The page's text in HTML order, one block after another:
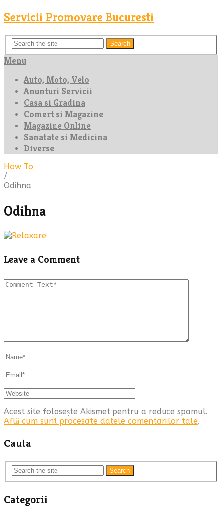
Servicii Promovare Bucuresti
Search
Menu
Auto, Moto, Velo
Anunturi Servicii
Casa si Gradina
Comert si Magazine
Magazine Online
Sanatate si Medicina
Diverse
How To
/
Odihna
Odihna
Leave a Comment
Acest site folosește Akismet pentru a reduce spamul.
Află cum sunt procesate datele comentariilor tale.
Cauta
Search
Categorii